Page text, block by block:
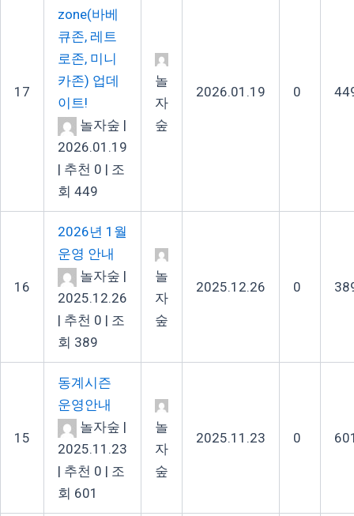
17
zone(바베
큐존, 레트
로존, 미니
카존) 업데
이트!
놀자숲 |
2026.01.19
| 추천 0 | 조
회 449
놀
자
숲
2026.01.19 0
16
2026년 1월
운영 안내
놀자숲 |
2025.12.26
| 추천 0 | 조
회 389
놀
자
숲
2025.12.26 0
15
동계시즌
운영안내
놀자숲 |
2025.11.23
| 추천 0 | 조
회 601
놀
자
숲
2025.11.23 0